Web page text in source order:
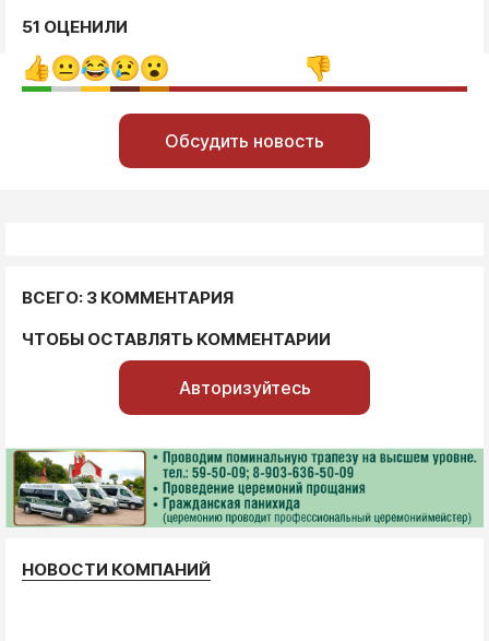
51 ОЦЕНИЛИ
Обсудить новость
ВСЕГО: 3 КОММЕНТАРИЯ
ЧТОБЫ ОСТАВЛЯТЬ КОММЕНТАРИИ
Авторизуйтесь
НОВОСТИ КОМПАНИЙ